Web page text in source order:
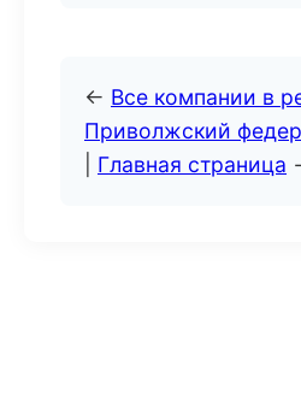
← Все компании в
Приволжский
Главная страница